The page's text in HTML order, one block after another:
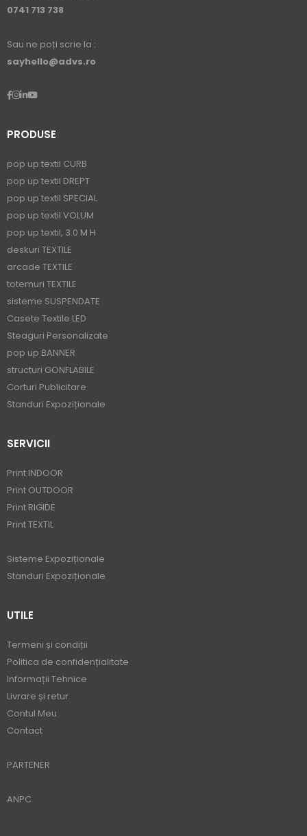
0741 713 738
Sau ne poți scrie la :
sayhello@advs.ro
PRODUSE
pop up textil CURB
pop up textil DREPT
pop up textil SPECIAL
pop up textil VOLUM
pop up textil, 3.0 M H
deskuri TEXTILE
arcade TEXTILE
totemuri TEXTILE
sisteme SUSPENDATE
Casete Textile LED
Steaguri Personalizate
pop up BANNER
structuri GONFLABILE
Corturi Publicitare
Standuri Expoziționale
SERVICII
Print INDOOR
Print OUTDOOR
Print RIGIDE
Print TEXTIL
Sisteme Expoziționale
Standuri Expoziționale
UTILE
Termeni și condiții
Politica de confidențialitate
Informații Tehnice
Livrare și retur
Contul Meu
Contact
PARTENER
ANPC